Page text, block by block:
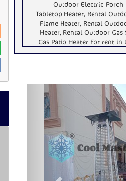
Outdoor Electric Porch
Tabletop Heater, Rental
Flame Heater, Rental
Heater, Rental Outdoor Gas
Gas Patio Heater For rent in
Previous